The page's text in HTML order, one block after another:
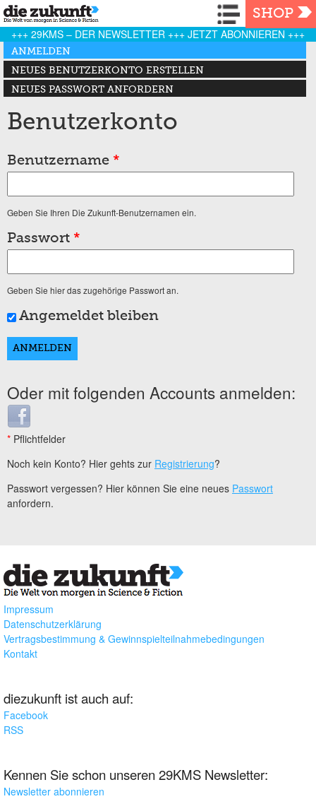
Navigation
SHOP
+++ 29KMS – DER NEWSLETTER +++ JETZT ABONNIEREN +++
Haupt-Reiter
ANMELDEN
(AKTIVER REITER)
NEUES BENUTZERKONTO ERSTELLEN
NEUES PASSWORT ANFORDERN
Benutzerkonto
Benutzername *
Geben Sie Ihren Die Zukunft-Benutzernamen ein.
Passwort *
Geben Sie hier das zugehörige Passwort an.
Angemeldet bleiben
Oder mit folgenden Accounts anmelden:
Login with Facebook
* Pflichtfelder
Noch kein Konto? Hier gehts zur Registrierung?
Passwort vergessen? Hier können Sie eine neues Passwort
anfordern.
Impressum
Datenschutzerklärung
Vertragsbestimmung & Gewinnspielteilnahmebedingungen
Kontakt
diezukunft ist auch auf:
Facebook
RSS
Kennen Sie schon unseren 29KMS Newsletter:
Newsletter abonnieren